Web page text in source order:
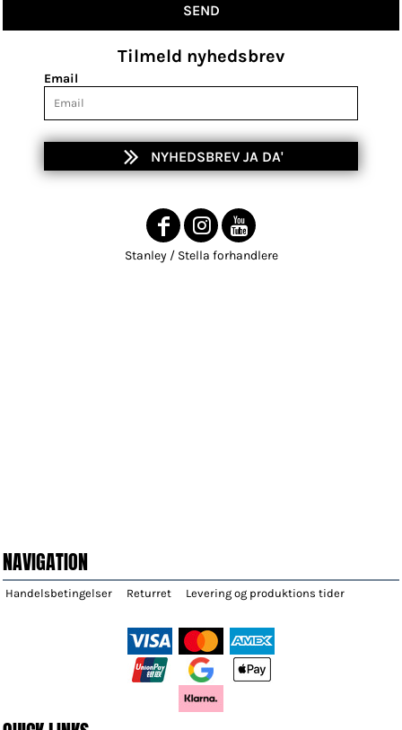
SEND
Tilmeld nyhedsbrev
Email
NYHEDSBREV JA DA'
Stanley / Stella forhandlere
NAVIGATION
Handelsbetingelser Returret Levering og produktions tider